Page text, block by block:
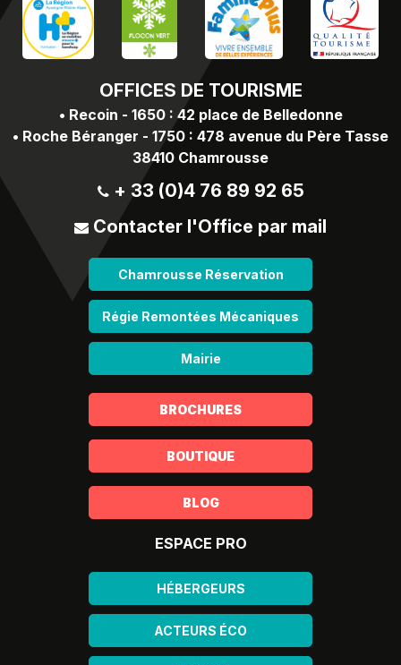
OFFICES DE TOURISME
• Recoin - 1650 : 42 place de Belledonne
• Roche Béranger - 1750 : 478 avenue du Père Tasse
38410 Chamrousse
+ 33 (0)4 76 89 92 65
Contacter l'Office par mail
Chamrousse Réservation
Régie Remontées Mécaniques
Mairie
BROCHURES
BOUTIQUE
BLOG
ESPACE PRO
HÉBERGEURS
ACTEURS ÉCO